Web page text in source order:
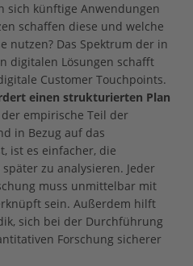
sich künftige Anwendungen
schaffen diese und welche
nutzen? Das Spektrum der in
digitalen Lösungen schafft
Customer Touchpoints.
einen strukturierten Plan
empirische Teil der
in Bezug auf das
ist es einfacher, die
zu analysieren. Jeder
muss unmittelbar mit
sein. Außerdem hilft
sich bei der Durchführung
Forschung sicherer